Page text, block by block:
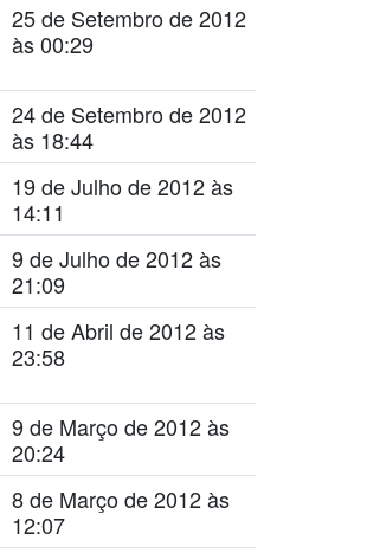
25 de Setembro de 2012
às 00:29
24 de Setembro de 2012
às 18:44
19 de Julho de 2012 às
14:11
9 de Julho de 2012 às
21:09
11 de Abril de 2012 às
23:58
9 de Março de 2012 às
20:24
8 de Março de 2012 às
12:07